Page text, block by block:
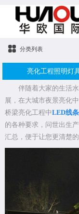
分类列表
亮化工程照明灯
伴随着大家的生活
展，在大城市夜景亮化
桥梁亮化工程中LED线
的各种要求，问世出生
汇总，便于让您更清楚